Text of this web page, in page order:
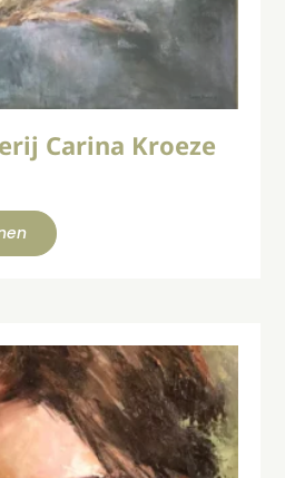
Carina Kroeze